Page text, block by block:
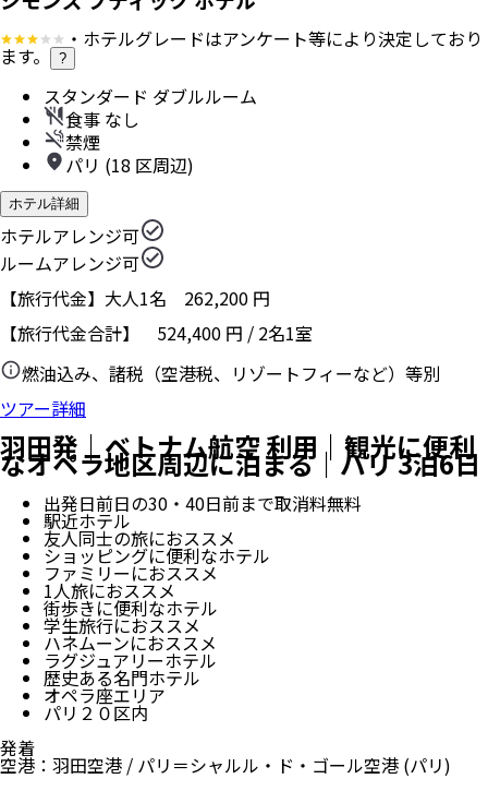
・ホテルグレードはアンケート等により決定しており
ます。 ?
スタンダード ダブルルーム
食事 なし
禁煙
パリ (18 区周辺)
ホテル詳細
ホテルアレンジ可
ルームアレンジ可
【旅行代金】大人1名 262,200 円
【旅行代金合計】 524,400 円 / 2名1室
燃油込み、諸税（空港税、リゾートフィーなど）等別
ツアー詳細
羽田発｜ベトナム航空 利用｜観光に便利
なオペラ地区周辺に泊まる｜パリ 3泊6日
出発日前日の30・40日前まで取消料無料
駅近ホテル
友人同士の旅におススメ
ショッピングに便利なホテル
ファミリーにおススメ
1人旅におススメ
街歩きに便利なホテル
学生旅行におススメ
ハネムーンにおススメ
ラグジュアリーホテル
歴史ある名門ホテル
オペラ座エリア
パリ２０区内
発着
空港 ： 羽田空港 / パリ＝シャルル・ド・ゴール空港 (パリ)